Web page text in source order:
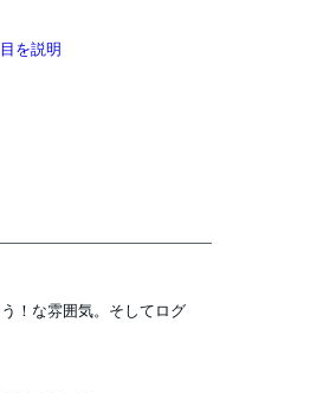
を説明
！な雰囲気。そしてログ